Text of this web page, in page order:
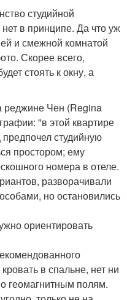
студийной
в принципе. Да что уж
и смежной комнатой
Скорее всего,
стоять к окну, а
реджине Чен (Regina
"в этой квартире
студийную
простором; ему
номера в отеле.
разворачивали
но остановились
ориентировать
в спальне, нет ни
геомагнитным полям.